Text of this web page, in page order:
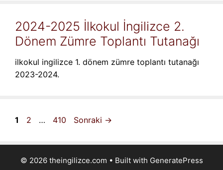
2024-2025 İlkokul İngilizce 2.
Dönem Zümre Toplantı Tutanağı
ilkokul ingilizce 1. dönem zümre toplantı tutanağı
2023-2024.
Sayfa
1 Sayfa
2 … Sayfa
410 Sonraki →
© 2026 theingilizce.com • Built with GeneratePress